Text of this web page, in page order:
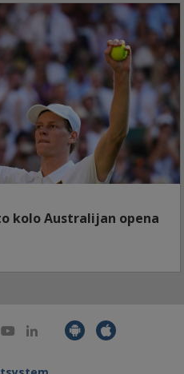
kolo Australijan opena